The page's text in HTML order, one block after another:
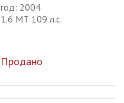
год: 2004
1.6 МТ 109 л.с.
Продано